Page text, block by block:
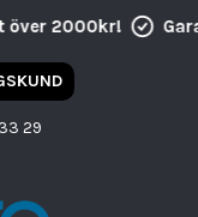
över 2000kr!
29